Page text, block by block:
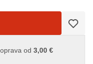
od 3,00 €